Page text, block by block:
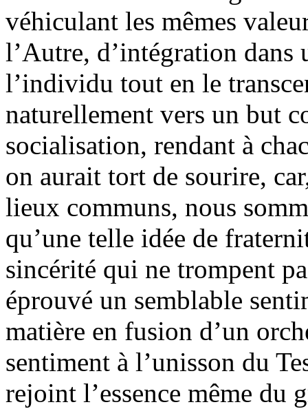
véhiculant les mêmes
l’Autre, d’intégration
l’individu tout en le
naturellement vers un but
socialisation, rendant à
on aurait tort de sourire,
lieux communs, nous
qu’une telle idée de
sincérité qui ne trompent
éprouvé un semblable
matière en fusion d’un
sentiment à l’unisson du
rejoint l’essence même du